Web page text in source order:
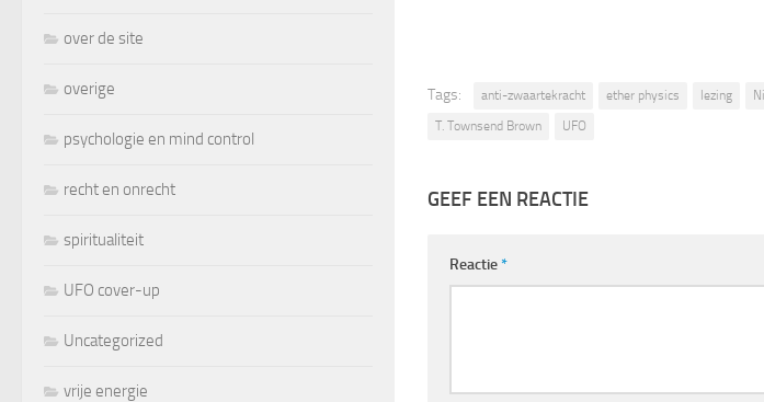
Tags: anti-zwaartekracht ether physics lezing
T. Townsend Brown
UFO
GEEF EEN REACTIE
Reactie*
over de site
overige
psychologie en mind control
recht en onrecht
spiritualiteit
UFO cover-up
Uncategorized
vrije energie